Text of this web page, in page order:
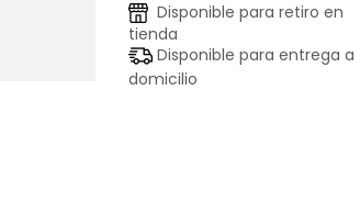
Disponible para retiro en
tienda
Disponible para entrega a
domicilio